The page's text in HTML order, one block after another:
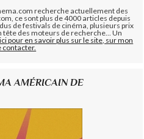
recherche actuellement des
ce sont plus de 4000 articles depuis
de festivals de cinéma, plusieurs prix
des moteurs de recherche... Un
pour en savoir plus sur le site, sur mon
contacter.
AMÉRICAIN DE